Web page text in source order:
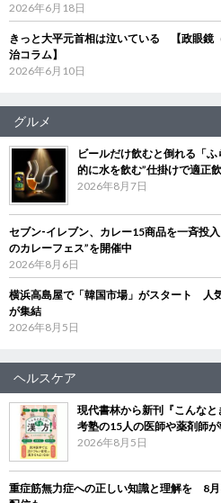
2026年6月18日
きっと大平元首相は泣いている 【政眼鏡
治コラム】
2026年6月10日
グルメ
ビールだけ飲むと倒れる「
的に水を飲む”仕掛けで適正
2026年8月7日
セブン‐イレブン、カレー15商品を一斉投
のカレーフェス”を開催中
2026年8月6日
横浜高島屋で「韓国市場」がスタート 人
が集結
2026年8月5日
ヘルスケア
現代書林から新刊『こんな
考塾の15人の医師や薬剤師
2026年8月5日
重症筋無力症への正しい知識と理解を 8